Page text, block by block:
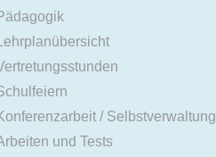
Lehrplanübersicht
/ Selbstverwaltung
und Tests